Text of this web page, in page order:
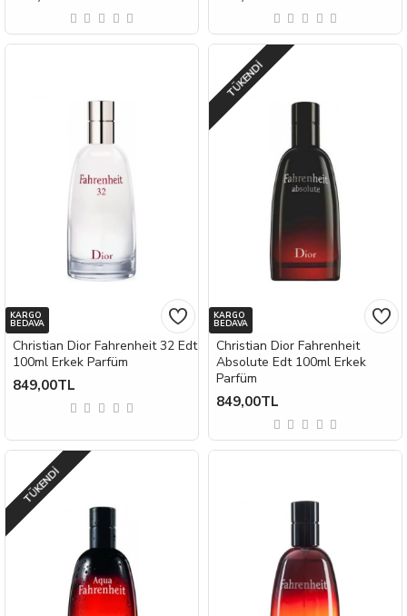
KARGO
BEDAVA
Christian Dior Fahrenheit 32 Edt
100ml Erkek Parfüm
849,00TL
KARGO
BEDAVA
TÜKENDI
Christian Dior Fahrenheit
Absolute Edt 100ml Erkek
Parfüm
849,00TL
TÜKENDI